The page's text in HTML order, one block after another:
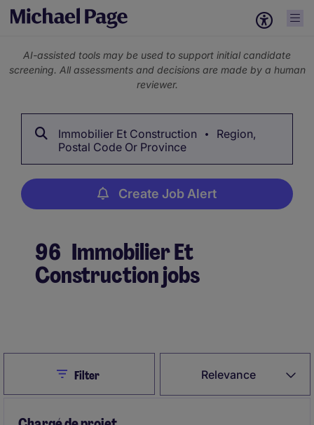
AI-assisted tools may be used to support initial candidate
screening. All assessments and decisions are made by a human
reviewer.
Immobilier Et Construction
Region,
Postal Code Or Province
Create Job Alert
96 Immobilier Et
Construction jobs
Relevance
CloseFilter